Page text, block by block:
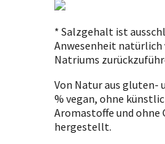
* Salzgehalt ist
Anwesenheit
Natriums
Von Natur aus gluten-
% vegan, ohne
Aromastoffe und ohne
hergestellt.